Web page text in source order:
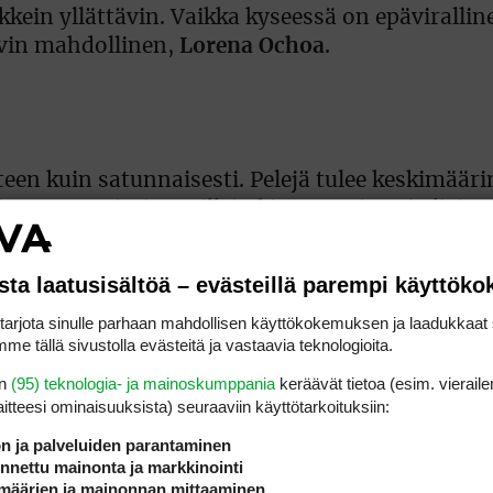
yllättävin. Vaikka kyseessä on
mahdollinen, Lorena Ochoa.
kuin satunnaisesti. Pelejä tulee
ennen Mission Hillsin kisaa. Totisesti olisin
jälkeen.
kahden päivän aikana siltä, että 14
siitä, mihin hän on lupautunut.
ja osaamista. Varmasti tulen tekemään
Sörenstam järkeili.
laatusisältöä – evästeillä parempi
sinulle parhaan mahdollisen käyttökokemuksen ja laadukkaat
tällä sivustolla evästeitä ja vastaavia teknologioita.
(95) teknologia- ja mainoskumppania keräävät tietoa (esim.
ominaisuuk­sista) seuraaviin käyttötarkoituksiin:
ja palveluiden parantaminen
mainonta ja markkinointi
ja mainonnan mittaaminen